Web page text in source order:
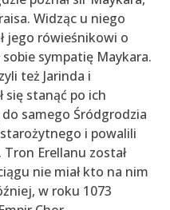
Widząc u niego
jego rówieśnikowi o
sobie sympatię Maykara.
też Jarinda i
się stanąć po ich
samego Śródgrodzia
i powalili
Tron Erellanu został
nie miał kto na nim
w roku 1073